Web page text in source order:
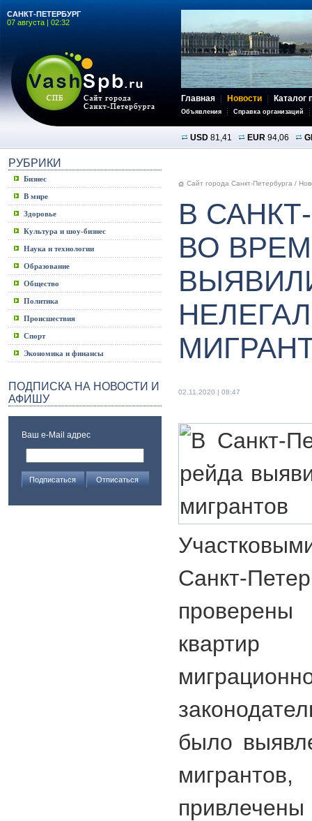
САНКТ-ПЕТЕРБУРГ
07 августа | 02:32
Главная Новости Каталог
Объявления Справка организаций
USD 81,41 EUR 94,06
РУБРИКИ
Бизнес
В мире
Здоровье
Культура и шоу-бизнес
Наука и технологии
Образование
Общество
Политика
Происшествия
Спорт
Экономика и финансы
ПОДПИСКА НА НОВОСТИ И
АФИШУ
Ваш e-Mail адрес
Сайт города Санкт-Петербурга /
В
ВО
02.11.2020 | 08:47
Санкт-
квартир
было
привлечены